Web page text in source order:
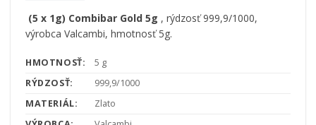
(5 x 1g) Combibar Gold 5g , rýdzosť 999,9/1000,
výrobca Valcambi, hmotnosť 5g.
HMOTNOSŤ:
5 g
RÝDZOSŤ:
999,9/1000
MATERIÁL:
Zlato